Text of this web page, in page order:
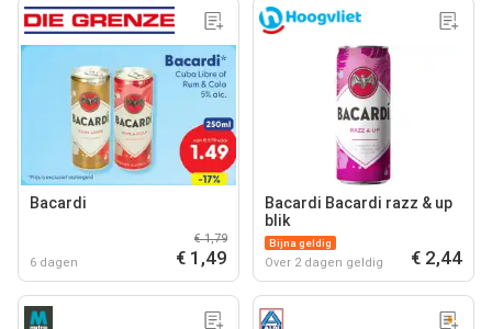
Bacardi
6 dagen
€ 1,79
€ 1,49
Bacardi Bacardi razz & up
blik
Bijna geldig
Over 2 dagen geldig € 2,44